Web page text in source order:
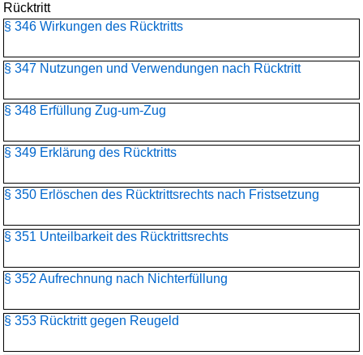
Rücktritt
§ 346 Wirkungen des Rücktritts
§ 347 Nutzungen und Verwendungen nach Rücktritt
§ 348 Erfüllung Zug-um-Zug
§ 349 Erklärung des Rücktritts
§ 350 Erlöschen des Rücktrittsrechts nach Fristsetzung
§ 351 Unteilbarkeit des Rücktrittsrechts
§ 352 Aufrechnung nach Nichterfüllung
§ 353 Rücktritt gegen Reugeld